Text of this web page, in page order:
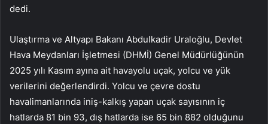
dedi.
Ulaştırma ve Altyapı Bakanı Abdulkadir Uraloğlu, Devlet
Hava Meydanları İşletmesi (DHMİ) Genel Müdürlüğünün
2025 yılı Kasım ayına ait havayolu uçak, yolcu ve yük
verilerini değerlendirdi. Yolcu ve çevre dostu
havalimanlarında iniş-kalkış yapan uçak sayısının iç
hatlarda 81 bin 93, dış hatlarda ise 65 bin 882 olduğunu